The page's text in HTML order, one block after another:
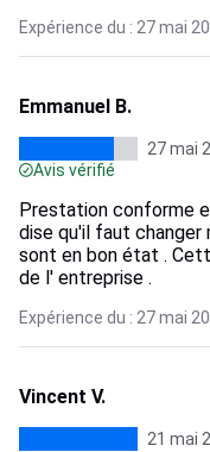
Expérience du : 27 mai
Emmanuel B.
27 mai
Avis vérifié
Prestation conforme
dise qu'il faut changer
sont en bon état .
de l' entreprise .
Expérience du : 27 mai
Vincent V.
21 mai